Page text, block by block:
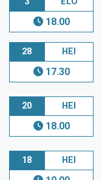
18.00
28 HEI
17.30
20 HEI
18.00
18 HEI